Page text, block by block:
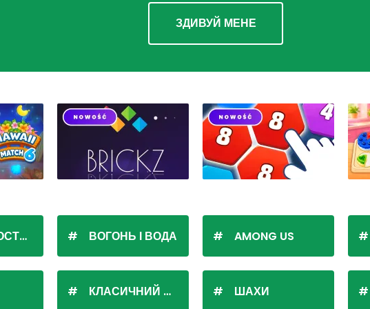
ЗДИВУЙ МЕНЕ
ВОГОНЬ І ВОДА
КЛАСИЧНИЙ ПАСЬЯНС
AMONG US
ШАХИ